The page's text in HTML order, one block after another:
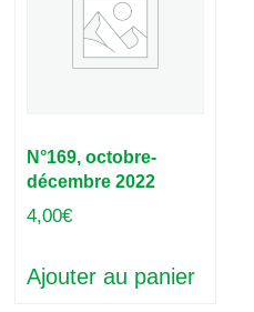
N°169, octobre-
décembre 2022
4,00€
Ajouter au panier